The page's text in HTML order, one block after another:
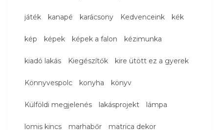
játék kanapé karácsony Kedvenceink kék
kép képek képek a falon kézimunka
kiadó lakás Kiegészítők kire ütött ez a gyerek
Könnyvespolc konyha könyv
Külföldi megjelenés lakásprojekt lámpa
lomis kincs marhabőr matrica dekor